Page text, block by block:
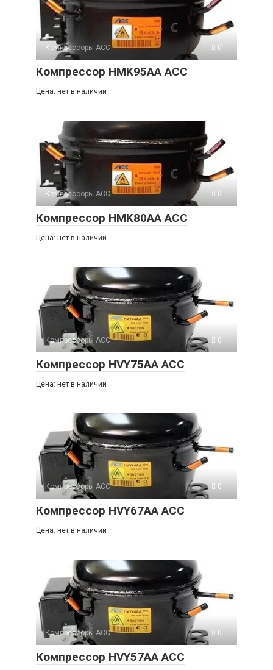
Компрессоры ACC 0
Компрессор HMK95AA ACC
Цена: нет в наличии
Компрессоры ACC 0
Компрессор HMK80AA ACC
Цена: нет в наличии
Компрессоры ACC 0
Компрессор HVY75AA ACC
Цена: нет в наличии
Компрессоры ACC 0
Компрессор HVY67AA ACC
Цена: нет в наличии
Компрессоры ACC 0
Компрессор HVY57AA ACC